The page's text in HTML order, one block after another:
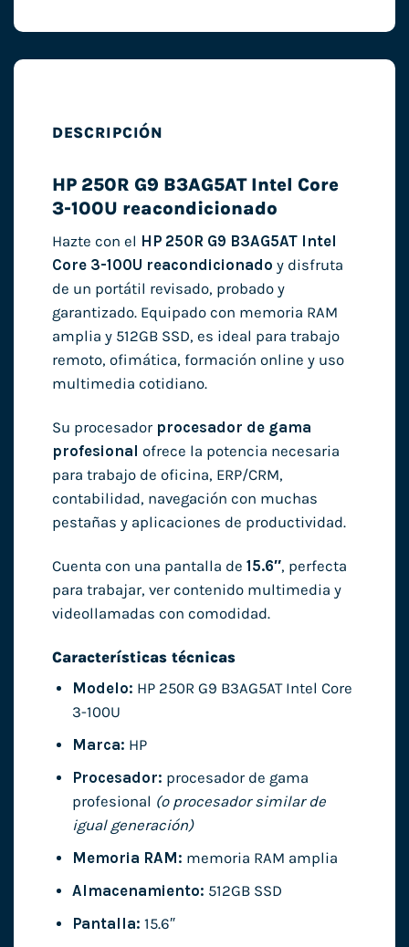
DESCRIPCIÓN
HP 250R G9 B3AG5AT Intel Core
3-100U reacondicionado
Hazte con el HP 250R G9 B3AG5AT Intel
Core 3-100U reacondicionado y disfruta
de un portátil revisado, probado y
garantizado. Equipado con memoria RAM
amplia y 512GB SSD, es ideal para trabajo
remoto, ofimática, formación online y uso
multimedia cotidiano.
Su procesador procesador de gama
profesional ofrece la potencia necesaria
para trabajo de oficina, ERP/CRM,
contabilidad, navegación con muchas
pestañas y aplicaciones de productividad.
Cuenta con una pantalla de 15.6″, perfecta
para trabajar, ver contenido multimedia y
videollamadas con comodidad.
Características técnicas
Modelo: HP 250R G9 B3AG5AT Intel Core
3-100U
Marca: HP
Procesador: procesador de gama
profesional (o procesador similar de
igual generación)
Memoria RAM: memoria RAM amplia
Almacenamiento: 512GB SSD
Pantalla: 15.6″